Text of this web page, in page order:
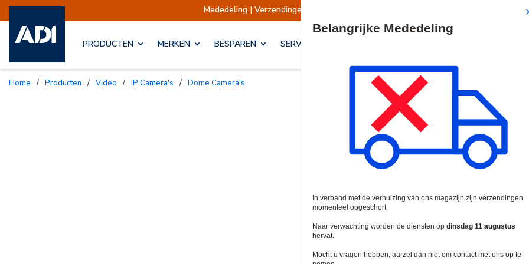
Mededeling | Verzendingen opgeschort Verzendingen worden op dinsdag 11
PRODUCTEN MERKEN BESPAREN SERVICES & OPLOSSINGEN
Home / Producten / Video / IP Camera's / Dome Camera's